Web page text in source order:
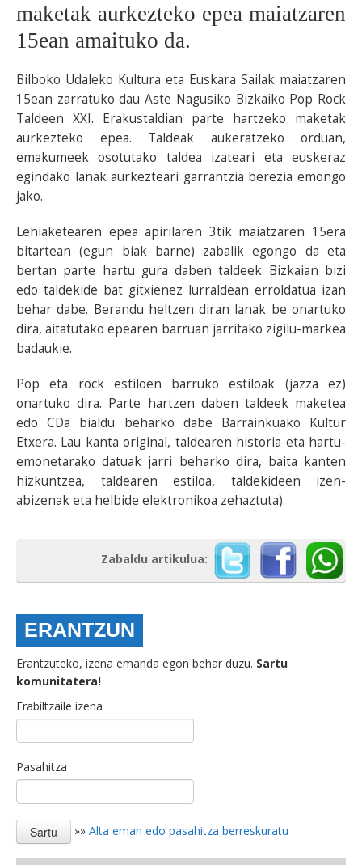
... AUKERA GEHIAGO
maketak aurkezteko epea maiatzaren
15ean amaituko da.
Bilboko Udaleko Kultura eta Euskara Sailak maiatzaren
15ean zarratuko dau Aste Nagusiko Bizkaiko Pop Rock
Taldeen XXI. Erakustaldian parte hartzeko maketak
aurkezteko epea. Taldeak aukeratzeko orduan,
emakumeek osotutako taldea izateari eta euskeraz
egindako lanak aurkezteari garrantzia berezia emongo
jako.
Lehiaketearen epea apirilaren 3tik maiatzaren 15era
bitartean (egun biak barne) zabalik egongo da eta
bertan parte hartu gura daben taldeek Bizkaian bizi
edo taldekide bat gitxienez lurraldean erroldatua izan
behar dabe. Berandu heltzen diran lanak be onartuko
dira, aitatutako epearen barruan jarritako zigilu-markea
badaukie.
Pop eta rock estiloen barruko estiloak (jazza ez)
onartuko dira. Parte hartzen daben taldeek maketea
edo CDa bialdu beharko dabe Barrainkuako Kultur
Etxera. Lau kanta original, taldearen historia eta hartu-
emonetarako datuak jarri beharko dira, baita kanten
hizkuntzea, taldearen estiloa, taldekideen izen-
abizenak eta helbide elektronikoa zehaztuta).
Zabaldu artikulua:
ERANTZUN
Erantzuteko, izena emanda egon behar duzu. Sartu
komunitatera!
Erabiltzaile izena
Pasahitza
»» Alta eman edo pasahitza berreskuratu